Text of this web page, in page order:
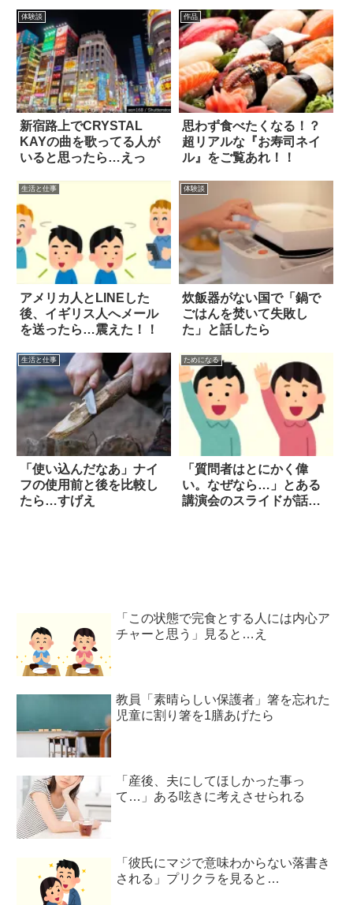
体験談
新宿路上でCRYSTAL
KAYの曲を歌ってる人が
いると思ったら…えっ
作品
思わず食べたくなる！？
超リアルな『お寿司ネイ
ル』をご覧あれ！！
生活と仕事
アメリカ人とLINEした
後、イギリス人へメール
を送ったら…震えた！！
体験談
炊飯器がない国で「鍋で
ごはんを焚いて失敗し
た」と話したら
生活と仕事
「使い込んだなあ」ナイ
フの使用前と後を比較し
たら…すげえ
ためになる
「質問者はとにかく偉
い。なぜなら…」とある
講演会のスライドが話題
「この状態で完食とする人には内心ア
チャーと思う」見ると…え
教員「素晴らしい保護者」箸を忘れた
児童に割り箸を1膳あげたら
「産後、夫にしてほしかった事っ
て…」ある呟きに考えさせられる
「彼氏にマジで意味わからない落書き
される」プリクラを見ると…